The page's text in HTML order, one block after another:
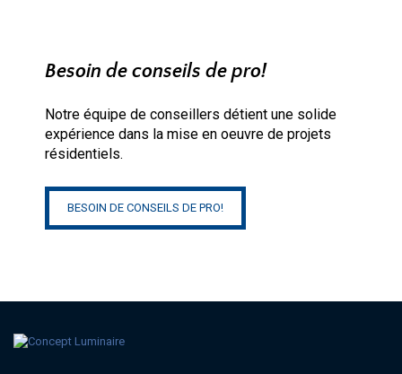
Besoin de conseils de pro!
Notre équipe de conseillers détient une solide
expérience dans la mise en oeuvre de projets
résidentiels.
BESOIN DE CONSEILS DE PRO!